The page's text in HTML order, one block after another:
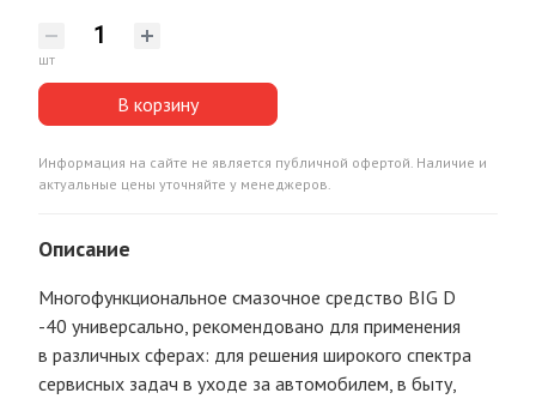
шт
В корзину
Информация на сайте не является публичной офертой. Наличие и
актуальные цены уточняйте у менеджеров.
Описание
Многофункциональное смазочное средство BIG D
-40 универсально, рекомендовано для применения
в различных сферах: для решения широкого спектра
сервисных задач в уходе за автомобилем, в быту,